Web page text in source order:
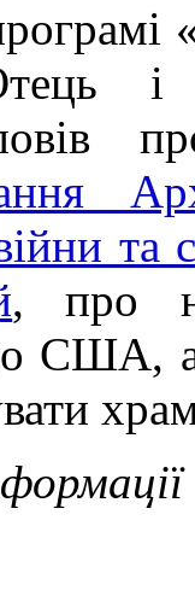
Отець
та
, про
США, а